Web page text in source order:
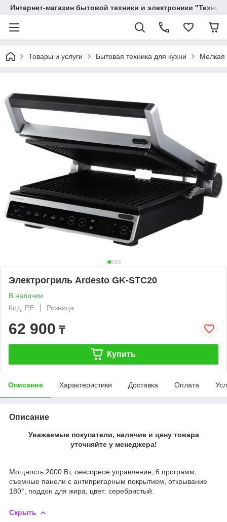
Интернет-магазин бытовой техники и электроники
Товары и услуги Бытовая техника для кухни Мелкая
Электрогриль Ardesto GK-STC20
В наличии
Код: PE
Розница
62 900 ₸
Купить
Описание Характеристики Доставка Оплата
Описание
Уважаемые покупатели, наличие и цену товара
уточняйте у менеджера!
Мощность 2000 Вт, сенсорное управление, 6 программ,
съемные панели с антипригарным покрытием, открывание
180°, поддон для жира, цвет: серебристый.
Скрыть